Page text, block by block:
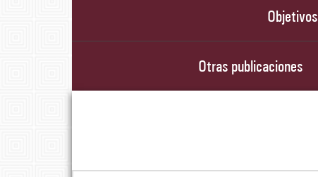
Objetivos
Otras publicaciones